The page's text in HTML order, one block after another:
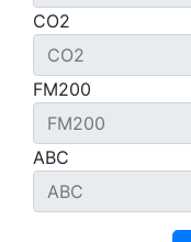
CO2
FM200
ABC